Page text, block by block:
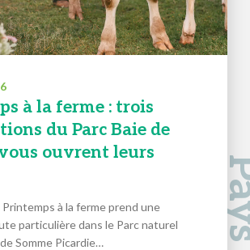
à la ferme : trois
du Parc Baie de
ouvrent leurs
à la ferme prend une
particulière dans le Parc naturel
Somme Picardie…